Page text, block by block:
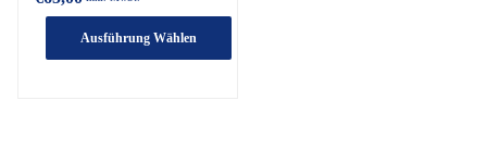
Ausführung Wählen